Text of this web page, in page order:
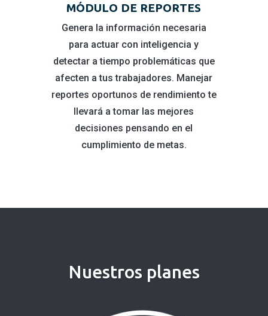
MÓDULO DE REPORTES
Genera la información necesaria
para actuar con inteligencia y
detectar a tiempo problemáticas que
afecten a tus trabajadores. Manejar
reportes oportunos de rendimiento te
llevará a tomar las mejores
decisiones pensando en el
cumplimiento de metas.
Nuestros planes